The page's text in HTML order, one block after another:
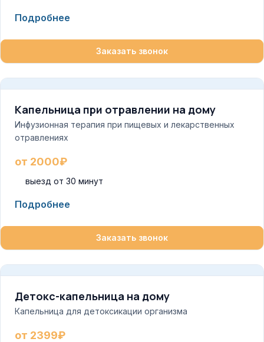
Подробнее
Заказать звонок
Капельница при отравлении на дому
Инфузионная терапия при пищевых и лекарственных
отравлениях
от 2000₽
выезд от 30 минут
Подробнее
Заказать звонок
Детокс-капельница на дому
Капельница для детоксикации организма
от 2399₽